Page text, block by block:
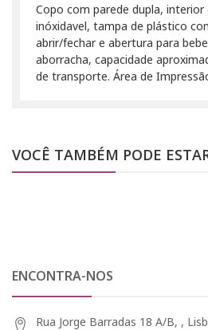
Copo com parede dupla,
inóxidavel, tampa de plástico
abrir/fechar e abertura para
aborracha, capacidade
de transporte. Área de
VOCÊ TAMBÉM PODE
ENCONTRA-NOS
Rua Jorge Barradas 18 A/B, ,